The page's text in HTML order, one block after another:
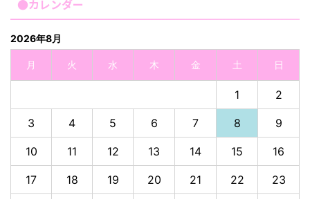
●カレンダー
2026年8月
月 火 水 木 金 土 日
1 2
3 4 5 6 7 8 9
10 11 12 13 14 15 16
17 18 19 20 21 22 23